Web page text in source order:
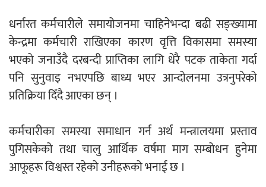
एम्बुलेन्सको उपहार भारत र नेपालबीचको निकै
बलियो र जीवन्त विकास साझेदारीको एक
हिस्सा : नियोग उपप्रमुख श्रीवास्तव
जनमत पत्रकार संघ
धर्नारत कर्मचारीले समायोजनमा चाहिनेभन्दा बढी सङ्ख्यामा
केन्द्रमा कर्मचारी राखिएका कारण वृत्ति विकासमा समस्या
भएको जनाउँदै दरबन्दी प्राप्तिका लागि धेरै पटक ताकेता गर्दा
पनि सुनुवाइ नभएपछि बाध्य भएर आन्दोलनमा उत्रनुपरेको
प्रतिक्रिया दिँदै आएका छन् ।
कर्मचारीका समस्या समाधान गर्न अर्थ मन्त्रालयमा प्रस्ताव
पुगिसकेको तथा चालु आर्थिक वर्षमा माग सम्बोधन हुनेमा
आफूहरू विश्वस्त रहेको उनीहरूको भनाई छ ।